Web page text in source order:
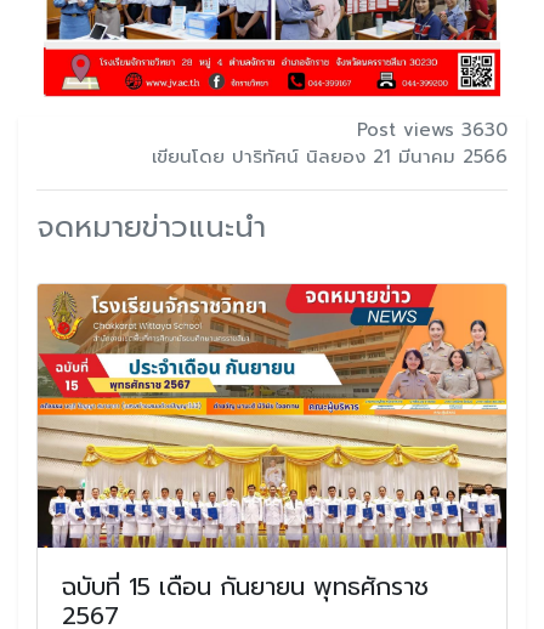
Post views 3630
เขียนโดย ปาริทัศน์ นิลยอง 21 มีนาคม 2566
จดหมายข่าวแนะนำ
ฉบับที่ 15 เดือน กันยายน พุทธศักราช
2567